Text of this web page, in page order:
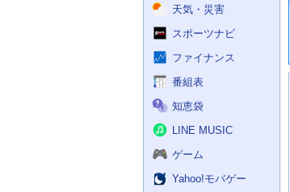
天気・災害
スポーツナビ
ファイナンス
番組表
知恵袋
LINE MUSIC
ゲーム
Yahoo!モバゲー